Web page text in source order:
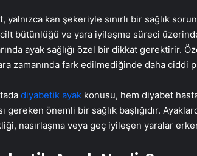
yalnızca kan şekeriyle sınırlı bir sağlık
cilt bütünlüğü ve yara iyileşme süreci
ayak sağlığı özel bir dikkat gerektirir.
zamanında fark edilmediğinde daha ciddi
diyabetik ayakkonusu, hem diyabet
gereken önemli bir sağlık başlığıdır.
nasırlaşma veya geç iyileşen yaralar